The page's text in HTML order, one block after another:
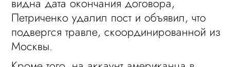
Петриченко удалил пост и объявил, что
подвергся травле, скоординированной из
Москвы.